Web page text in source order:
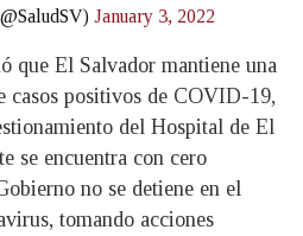
January 3, 2022
El Salvador mantiene una
casos positivos de COVID-19,
del Hospital de El
se encuentra con cero
no se detiene en el
tomando acciones